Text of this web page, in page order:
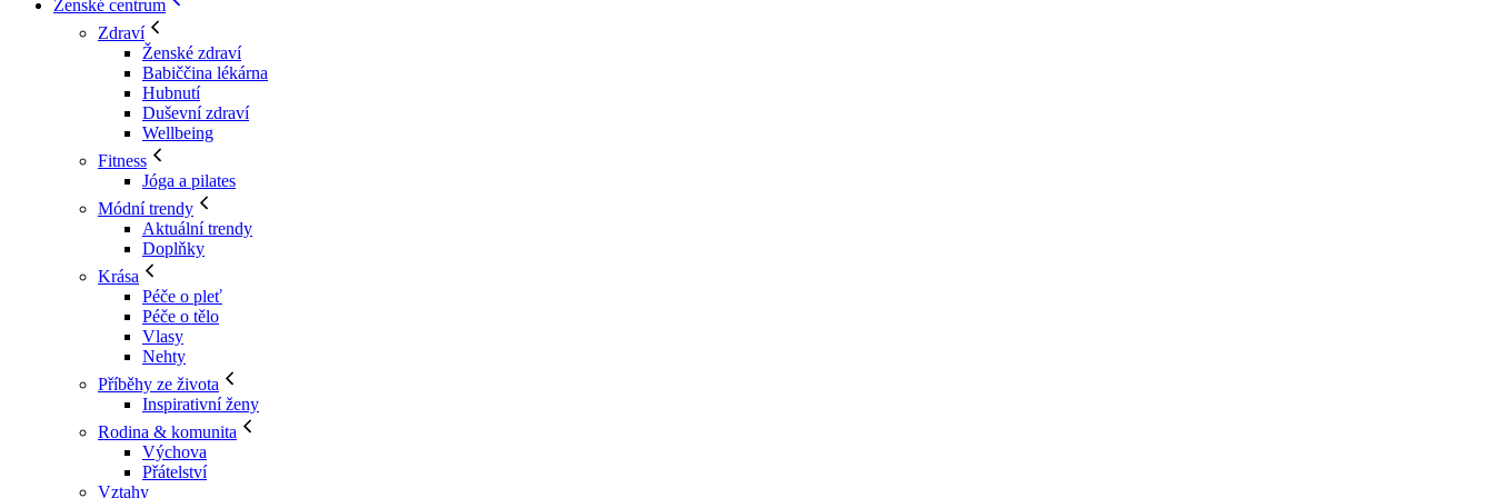
Ženské centrum
Zdraví
Ženské zdraví
Babiččina lékárna
Hubnutí
Duševní zdraví
Wellbeing
Fitness
Jóga a pilates
Módní trendy
Aktuální trendy
Doplňky
Krása
Péče o pleť
Péče o tělo
Vlasy
Nehty
Příběhy ze života
Inspirativní ženy
Rodina & komunita
Výchova
Přátelství
Vztahy